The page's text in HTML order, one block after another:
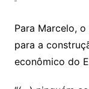
Para Marcelo,
para a
econômico do